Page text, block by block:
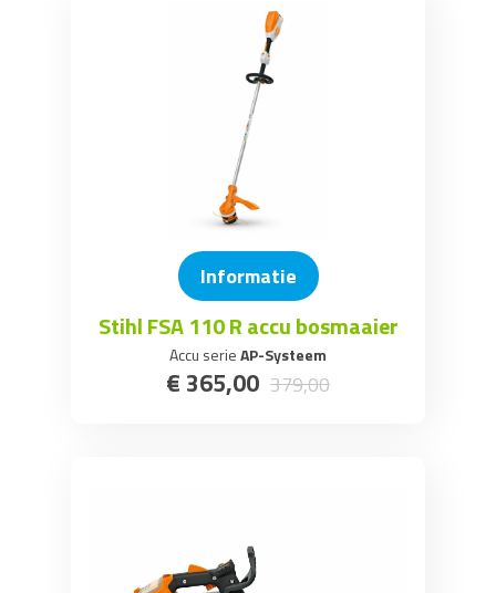
Informatie
Stihl FSA 110 R accu bosmaaier
Accu serieAP-Systeem
€ 365,00 379,00